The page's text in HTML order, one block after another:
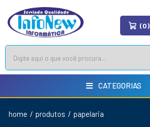
(0)
CATEGORIAS
home / produtos / papelaria